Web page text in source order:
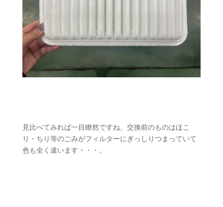
見比べてみれば一目瞭然ですね、交換前のものはほこ
り・ちり等のごみがフィルターにぎっしりつまっていて
色も全く違います・・・。